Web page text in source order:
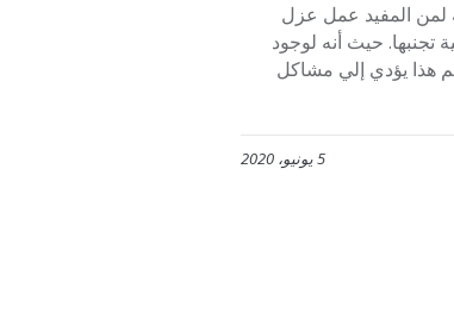
وكشف تسربات المياة شركة عزل مسابح بالرياض 0507273739 انه لمن المفيد عمل عزل
حيث أنه لوجود
هذا يؤدي إلي مشاكل
5 يونيو، 2020